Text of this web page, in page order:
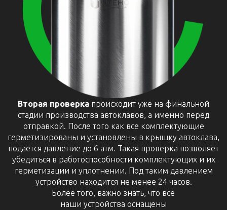
Вторая проверка происходит уже на финальной
стадии производства автоклавов, а именно перед
отправкой. После того как все комплектующие
герметизированы и установлены в крышку автоклава,
подается давление до 6 атм. Такая проверка позволяет
убедиться в работоспособности комплектующих и их
герметизации и уплотнении. Под таким давлением
устройство находится не менее 24 часов.
Более того, важно знать, что все
наши устройства оснащены